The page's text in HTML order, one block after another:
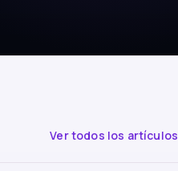
Ver todos los artículos